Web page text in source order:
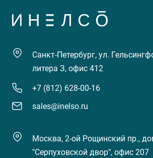
Санкт-Петербург, ул.
литера З, офис 412
+7 (812) 628-00-16
sales@inelso.ru
Москва, 2-ой Рощинский пр.,
"Серпуховской двор", офис 207